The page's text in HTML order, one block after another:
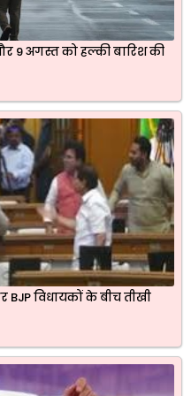
9 अगस्त को हल्की बारिश की
BJP विधायकों के बीच तीखी